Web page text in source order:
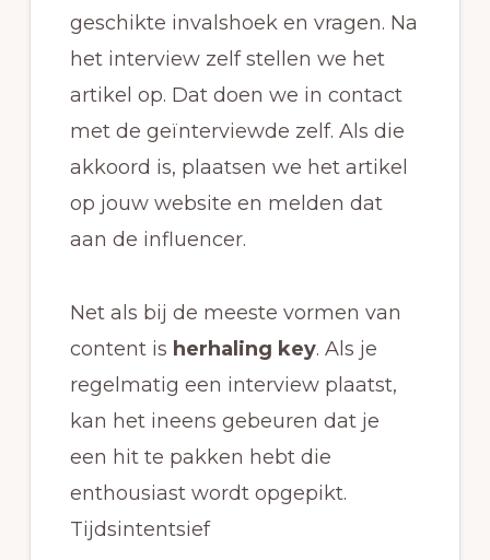
geschikte invalshoek en vragen. Na
het interview zelf stellen we het
artikel op. Dat doen we in contact
met de geïnterviewde zelf. Als die
akkoord is, plaatsen we het artikel
op jouw website en melden dat
aan de influencer.
Net als bij de meeste vormen van
content is herhaling key. Als je
regelmatig een interview plaatst,
kan het ineens gebeuren dat je
een hit te pakken hebt die
enthousiast wordt opgepikt.
Tijdsintentsief